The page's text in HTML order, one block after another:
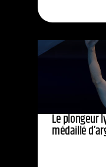
Le plongeur
médaillé